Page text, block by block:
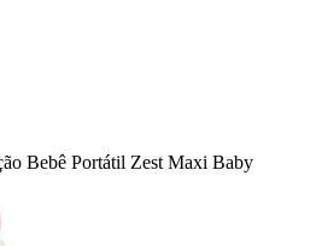
Bebê Portátil Zest Maxi Baby